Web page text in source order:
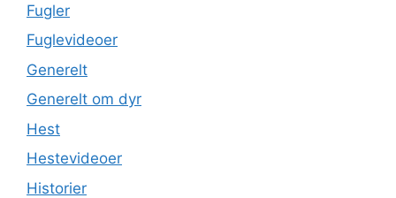
Fugler
Fuglevideoer
Generelt
Generelt om dyr
Hest
Hestevideoer
Historier